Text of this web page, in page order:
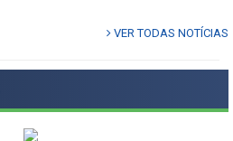
VER TODAS NOTÍCIAS